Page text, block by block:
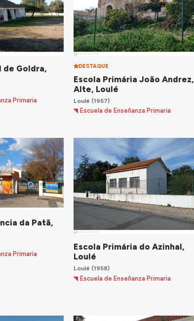
de Goldra,
Primaria
DESTAQUE
Escola Primária João Andrez,
Alte, Loulé
Loulé (1957)
Escuela de Enseñanza Primaria
da Patã,
Primaria
Escola Primária do Azinhal,
Loulé
Loulé (1958)
Escuela de Enseñanza Primaria